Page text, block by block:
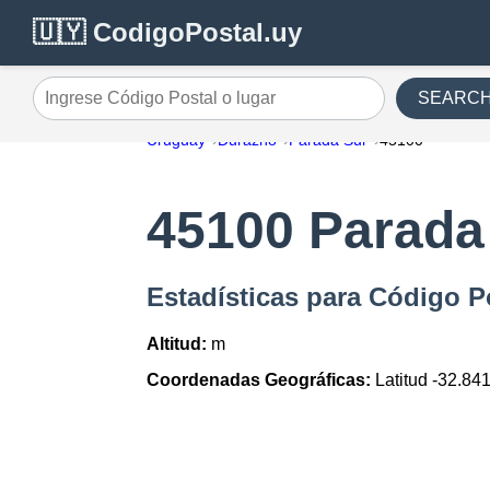
🇺🇾 CodigoPostal.uy
Ingrese Código Postal o lugar
Uruguay Durazno Parada Sur 45100
45100
Estadísticas para Código
Altitud: m
Coordenadas Geográficas: Latitud -